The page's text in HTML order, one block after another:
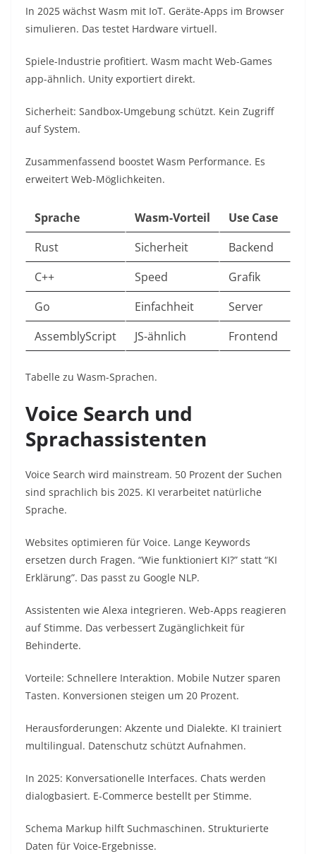
In 2025 wächst Wasm mit IoT. Geräte-Apps im Browser
simulieren. Das testet Hardware virtuell.​
Spiele-Industrie profitiert. Wasm macht Web-Games
app-ähnlich. Unity exportiert direkt.​
Sicherheit: Sandbox-Umgebung schützt. Kein Zugriff
auf System.​
Zusammenfassend boostet Wasm Performance. Es
erweitert Web-Möglichkeiten.​
Sprache Wasm-Vorteil
Use Case
Rust
Sicherheit
Backend ​
C++
Speed
Grafik ​
Go
Einfachheit
Server ​
AssemblyScript
JS-ähnlich Frontend ​
Tabelle zu Wasm-Sprachen.​
Voice Search und
Sprachassistenten
Voice Search wird mainstream. 50 Prozent der Suchen
sind sprachlich bis 2025. KI verarbeitet natürliche
Sprache.​
Websites optimieren für Voice. Lange Keywords
ersetzen durch Fragen. “Wie funktioniert KI?” statt “KI
Erklärung”. Das passt zu Google NLP.​
Assistenten wie Alexa integrieren. Web-Apps reagieren
auf Stimme. Das verbessert Zugänglichkeit für
Behinderte.​
Vorteile: Schnellere Interaktion. Mobile Nutzer sparen
Tasten. Konversionen steigen um 20 Prozent.​
Herausforderungen: Akzente und Dialekte. KI trainiert
multilingual. Datenschutz schützt Aufnahmen.​
In 2025: Konversationelle Interfaces. Chats werden
dialogbasiert. E-Commerce bestellt per Stimme.​
Schema Markup hilft Suchmaschinen. Strukturierte
Daten für Voice-Ergebnisse.​